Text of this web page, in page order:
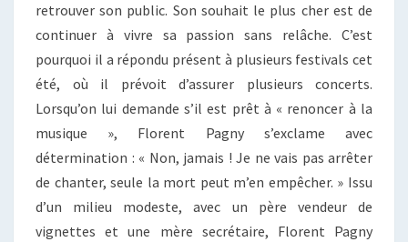
retrouver son public. Son souhait le plus cher est de
continuer à vivre sa passion sans relâche. C’est
pourquoi il a répondu présent à plusieurs festivals cet
été, où il prévoit d’assurer plusieurs concerts.
Lorsqu’on lui demande s’il est prêt à « renoncer à la
musique », Florent Pagny s’exclame avec
détermination : « Non, jamais ! Je ne vais pas arrêter
de chanter, seule la mort peut m’en empêcher. » Issu
d’un milieu modeste, avec un père vendeur de
vignettes et une mère secrétaire, Florent Pagny